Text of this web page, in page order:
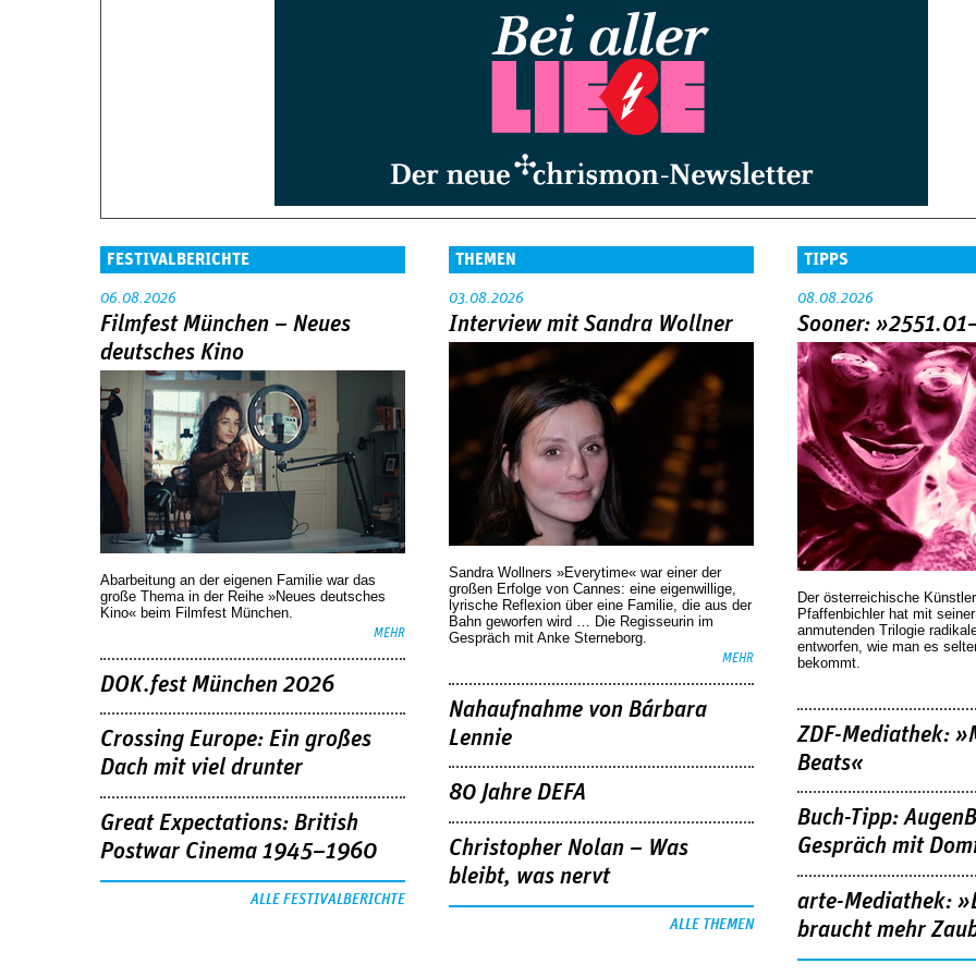
FESTIVALBERICHTE
06.08.2026
Filmfest München – Neues
deutsches Kino
Abarbeitung an der eigenen Familie war das
große Thema in der Reihe »Neues deutsches
Kino« beim Filmfest München.
MEHR
DOK.fest München 2026
Crossing Europe: Ein großes
Dach mit viel drunter
Great Expectations: British
Postwar Cinema 1945–1960
ALLE FESTIVALBERICHTE
THEMEN
03.08.2026
Interview mit Sandra Wollner
Sandra Wollners »Everytime« war einer der
großen Erfolge von Cannes: eine eigenwillige,
lyrische Reflexion über eine ­Familie, die aus der
Bahn geworfen wird … Die Regisseurin im
Gespräch mit Anke Sterneborg.
MEHR
Nahaufnahme von Bárbara
Lennie
80 Jahre DEFA
Christopher Nolan – Was
bleibt, was nervt
ALLE THEMEN
TIPPS
08.08.2026
Sooner:
Der österreichische
Pfaffenbichler hat mit
anmutenden Trilogie
entworfen, wie man es
bekommt.
ZDF-Mediathek:
Beats«
Buch-Tipp:
Gespräch mit
arte-Mediathek:
braucht mehr